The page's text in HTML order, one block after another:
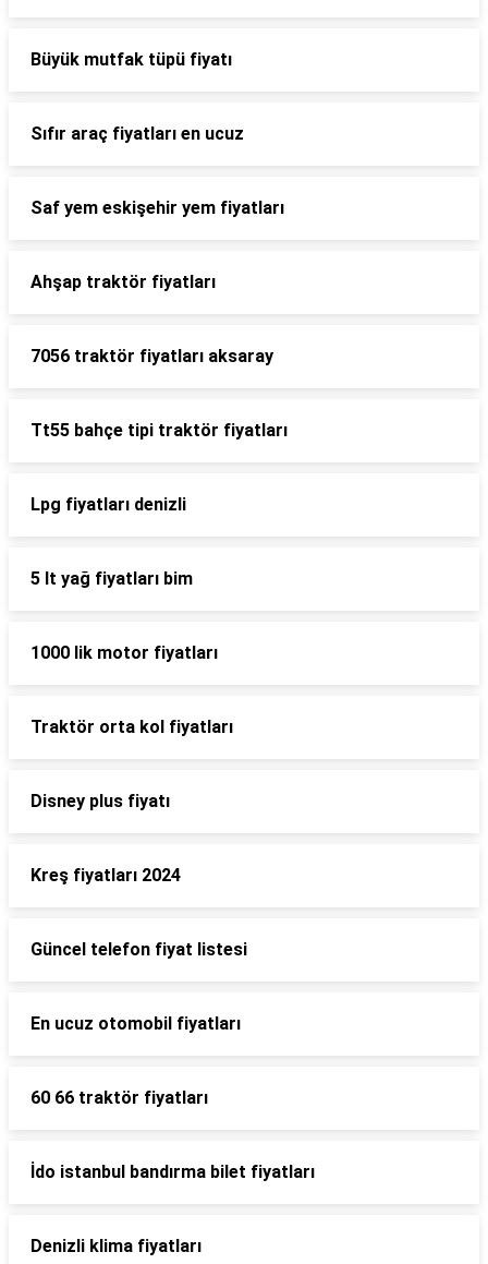
Büyük mutfak tüpü fiyatı
Sıfır araç fiyatları en ucuz
Saf yem eskişehir yem fiyatları
Ahşap traktör fiyatları
7056 traktör fiyatları aksaray
Tt55 bahçe tipi traktör fiyatları
Lpg fiyatları denizli
5 lt yağ fiyatları bim
1000 lik motor fiyatları
Traktör orta kol fiyatları
Disney plus fiyatı
Kreş fiyatları 2024
Güncel telefon fiyat listesi
En ucuz otomobil fiyatları
60 66 traktör fiyatları
İdo istanbul bandırma bilet fiyatları
Denizli klima fiyatları